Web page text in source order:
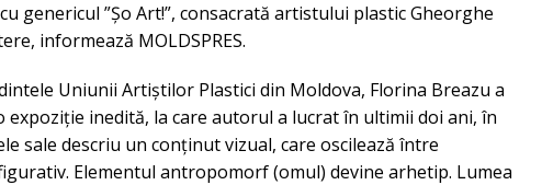
genericul ”Șo Art!”, consacrată artistului plastic Gheorghe
informează MOLDSPRES.
Uniunii Artiștilor Plastici din Moldova, Florina Breazu a
expoziție inedită, la care autorul a lucrat în ultimii doi ani, în
sale descriu un conținut vizual, care oscilează între
Elementul antropomorf (omul) devine arhetip. Lumea